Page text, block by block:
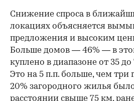
Снижение спроса в
локациях объясняется
предложения и высоким
Больше домов — 46% — в
куплено в диапазоне от 35
Это на 5 п.п. больше, чем три
20% загородного жилья
расстоянии свыше 75 км,